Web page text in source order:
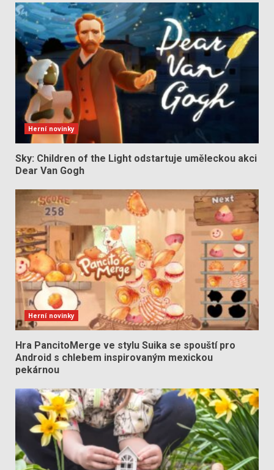
Herní novinky
Sky: Children of the Light odstartuje uměleckou akci
Dear Van Gogh
Herní novinky
Hra PancitoMerge ve stylu Suika se spouští pro
Android s chlebem inspirovaným mexickou
pekárnou